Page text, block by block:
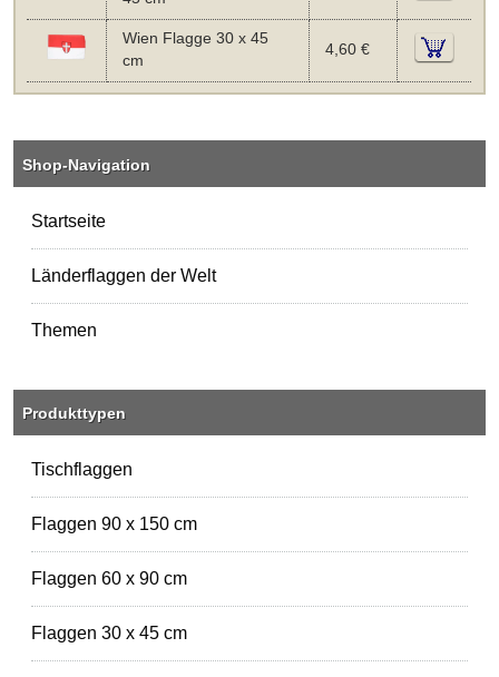
Wien Flagge 30 x 45
cm
4,60 €
Shop-Navigation
Startseite
Länderflaggen der Welt
Themen
Produkttypen
Tischflaggen
Flaggen 90 x 150 cm
Flaggen 60 x 90 cm
Flaggen 30 x 45 cm